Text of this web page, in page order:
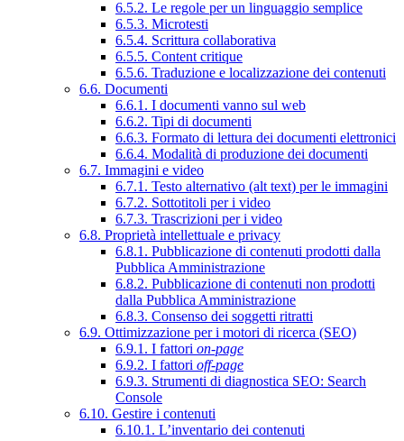
6.5.2. Le regole per un linguaggio semplice
6.5.3. Microtesti
6.5.4. Scrittura collaborativa
6.5.5. Content critique
6.5.6. Traduzione e localizzazione dei contenuti
6.6. Documenti
6.6.1. I documenti vanno sul web
6.6.2. Tipi di documenti
6.6.3. Formato di lettura dei documenti elettronici
6.6.4. Modalità di produzione dei documenti
6.7. Immagini e video
6.7.1. Testo alternativo (alt text) per le immagini
6.7.2. Sottotitoli per i video
6.7.3. Trascrizioni per i video
6.8. Proprietà intellettuale e privacy
6.8.1. Pubblicazione di contenuti prodotti dalla
Pubblica Amministrazione
6.8.2. Pubblicazione di contenuti non prodotti
dalla Pubblica Amministrazione
6.8.3. Consenso dei soggetti ritratti
6.9. Ottimizzazione per i motori di ricerca (SEO)
6.9.1. I fattori on-page
6.9.2. I fattori off-page
6.9.3. Strumenti di diagnostica SEO: Search
Console
6.10. Gestire i contenuti
6.10.1. L’inventario dei contenuti